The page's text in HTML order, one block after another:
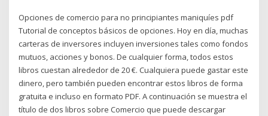
Opciones de comercio para no principiantes maniquíes pdf
Tutorial de conceptos básicos de opciones. Hoy en día, muchas
carteras de inversores incluyen inversiones tales como fondos
mutuos, acciones y bonos. De cualquier forma, todos estos
libros cuestan alrededor de 20 €. Cualquiera puede gastar este
dinero, pero también pueden encontrar estos libros de forma
gratuita e incluso en formato PDF. A continuación se muestra el
título de dos libros sobre Comercio que puede descargar